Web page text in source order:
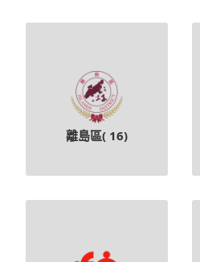
離島區( 16)